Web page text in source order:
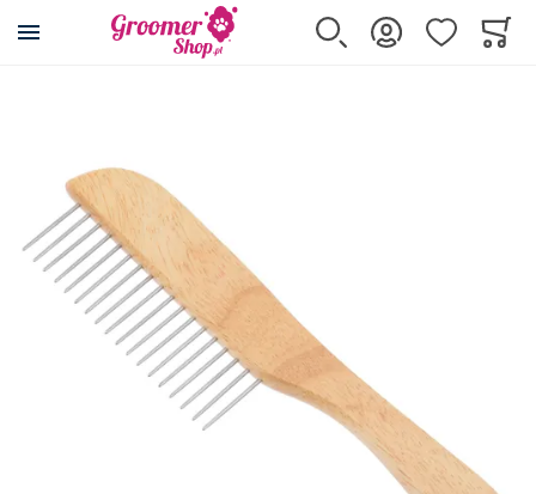
Przejdź na stronę główną
Szukaj Zaloguj sięUlubione